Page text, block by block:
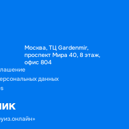
Москва, ТЦ Gardenmir,
проспект Мира 40, 8 этаж,
офис 804
данных